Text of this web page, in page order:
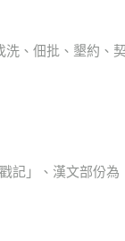
洗、佃批、墾約、
」、漢文部份